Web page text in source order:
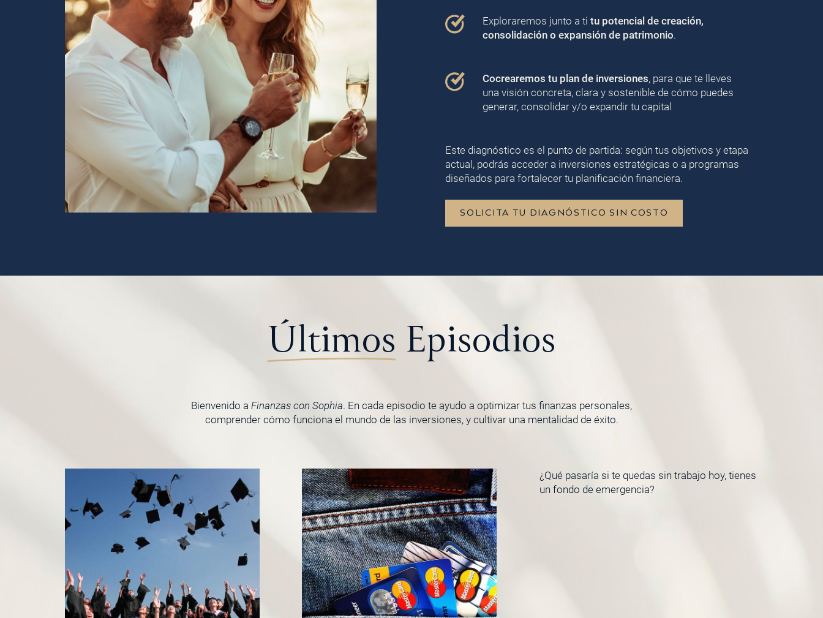
Exploraremos junto a titu potencial de creación,
consolidación o expansión de patrimonio.
Cocrearemos tu plan de inversiones, para que te lleves
una visión concreta, clara y sostenible de cómo puedes
generar, consolidar y/o expandir tu capital
Este diagnóstico es el punto de partida: según tus objetivos y etapa
actual, podrás acceder a inversiones estratégicas o a programas
diseñados para fortalecer tu planificación financiera.
SOLICITA TU DIAGNÓSTICO SIN COSTO
Últimos Episodios
Bienvenido a Finanzas con Sophia. En cada episodio te ayudo a optimizar tus finanzas personales,
comprender cómo funciona el mundo de las inversiones, y cultivar una mentalidad de éxito.
¿Qué pasaría si te quedas sin trabajo hoy, tienes
un fondo de emergencia?